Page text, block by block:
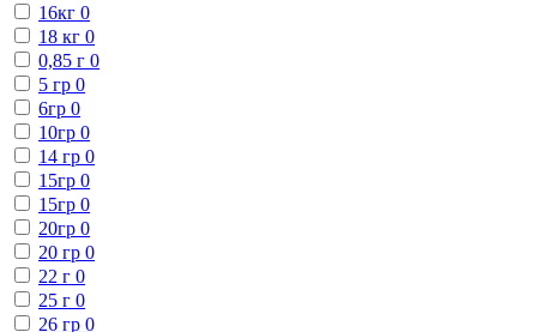
16кг 0
18 кг 0
0,85 г 0
5 гр 0
6гр 0
10гр 0
14 гр 0
15гр 0
15гр 0
20гр 0
20 гр 0
22 г 0
25 г 0
26 гр 0